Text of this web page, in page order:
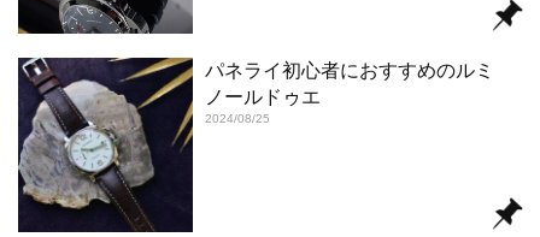
パネライ初心者におすすめのルミ
ノールドゥエ
2024/08/25